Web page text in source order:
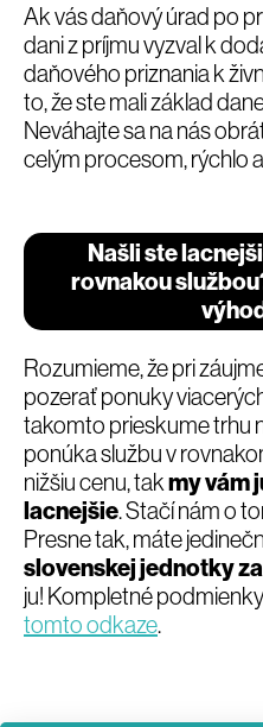
Ak vás daňový úrad po
dani z príjmu vyzval k
daňového priznania k
to, že ste mali základ
Neváhajte sa na nás
celým procesom, rýchlo
Našli ste
rovnakou
Rozumieme, že pri
pozerať ponuky
takomto prieskume trhu
ponúka službu v
nižšiu cenu, takmy vám
lacnejšie. Stačí nám o
Presne tak, máte
slovenskej jednotky
ju! Kompletné
tomto odkaze.